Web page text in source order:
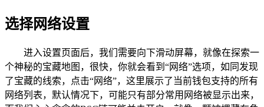
选择网络设置
进入设置页面后，我们需要向下滑动屏幕，就像在探索一
个神秘的宝藏地图，很快，你就会看到“网络”选项，如同发现
了宝藏的线索，点击“网络”，这里展示了当前钱包支持的所有
网络列表，默认情况下，可能只有部分常用网络被显示出来，